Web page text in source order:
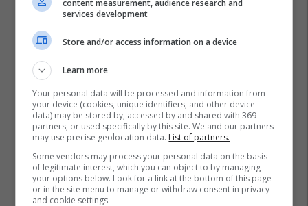
content measurement, audience research and
services development
Store and/or access information on a device
Learn more
Your personal data will be processed and information from
your device (cookies, unique identifiers, and other device
data) may be stored by, accessed by and shared with 369
partners, or used specifically by this site. We and our partners
may use precise geolocation data. List of partners.
Some vendors may process your personal data on the basis
of legitimate interest, which you can object to by managing
your options below. Look for a link at the bottom of this page
or in the site menu to manage or withdraw consent in privacy
and cookie settings.